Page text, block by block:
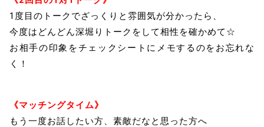
1度目のトークでざっくりと雰囲気が分かったら、
今度はどんどん深堀りトークをして相性を確かめて☆
お相手の印象をチェックシートにメモするのをお忘れな
く！
《マッチングタイム》
もう一度お話したい方、素敵だなと思った方へ